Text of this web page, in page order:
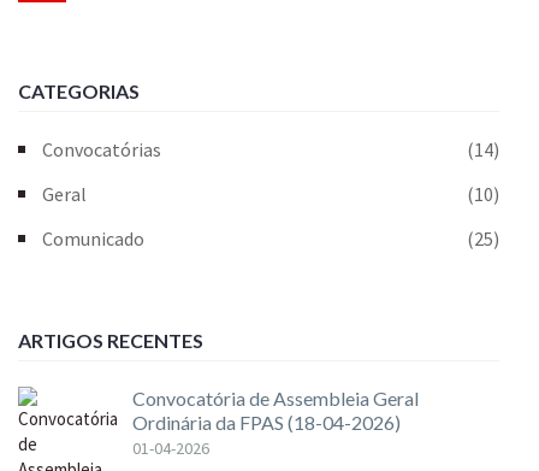
CATEGORIAS
Convocatórias
(14)
Geral
(10)
Comunicado
(25)
ARTIGOS RECENTES
Convocatória de Assembleia Geral
Ordinária da FPAS (18-04-2026)
01-04-2026